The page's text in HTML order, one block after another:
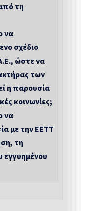
τη
να
σχέδιο
ώστε να
των
η παρουσία
κοινωνίες;
να
με την ΕΕΤΤ
τη
εγγυημένου